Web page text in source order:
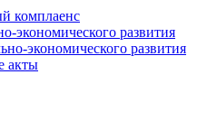
комплаенс
экономического развития
экономического развития
акты